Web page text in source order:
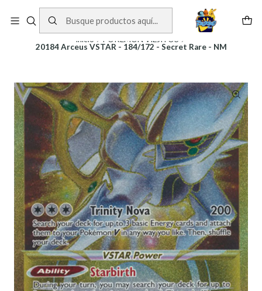
Inicio
POKEMON VIEJITOS
20184 Arceus VSTAR - 184/172 - Secret Rare - NM